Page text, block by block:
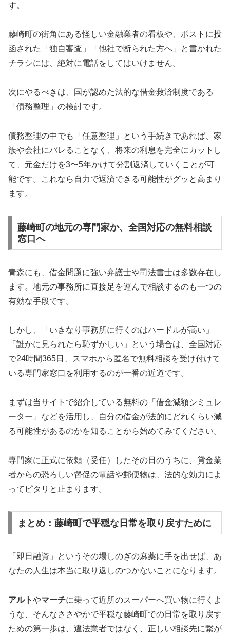
す。
藤崎町の街角にある怪しい金融業者の看板や、ポストに投
函された「独自審査」「他社で断られた方へ」と書かれた
チラシには、絶対に電話をしてはいけません。
次にやるべきは、国が認めた法的な借金救済制度である
「債務整理」の検討です。
債務整理の中でも「任意整理」という手続きであれば、家
族や会社にバレることなく、将来の利息を完全にカットし
て、元金だけを3〜5年かけて分割返済していくことが可
能です。これなら自力で返済できる可能性がグッと高まり
ます。
藤崎町の地元の専門家か、全国対応の無料相談
窓口へ
青森にも、借金問題に強い弁護士や司法書士は多数存在し
ます。地元の事務所に直接足を運んで相談するのも一つの
有効な手段です。
しかし、「いきなり事務所に行くのはハードルが高い」
「誰かに見られたら恥ずかしい」という場合は、全国対応
で24時間365日、スマホから匿名で無料相談を受け付けて
いる専門家窓口を利用するのが一番の近道です。
まずは当サイトで紹介している無料の「借金減額シミュレ
ーター」などを活用し、自分の借金が法的にどれくらい減
る可能性があるのかを知ることから始めてみてください。
専門家に正式に依頼（受任）したその日のうちに、貸金業
者からの恐ろしい督促の電話や郵便物は、法的な効力によ
ってピタリと止まります。
まとめ：藤崎町で平穏な日常を取り戻すために
「即日融資」というその場しのぎの麻薬に手を出せば、あ
なたの人生は本当に取り返しのつかないことになります。
アルトやマーチに乗って近所のスーパーへ買い物に行くよ
うな、そんなささやかで平穏な藤崎町での日常を取り戻す
ための第一歩は、違法業者ではなく、正しい相談先に繋が